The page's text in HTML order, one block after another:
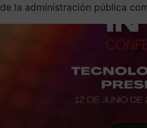
de la administración pública